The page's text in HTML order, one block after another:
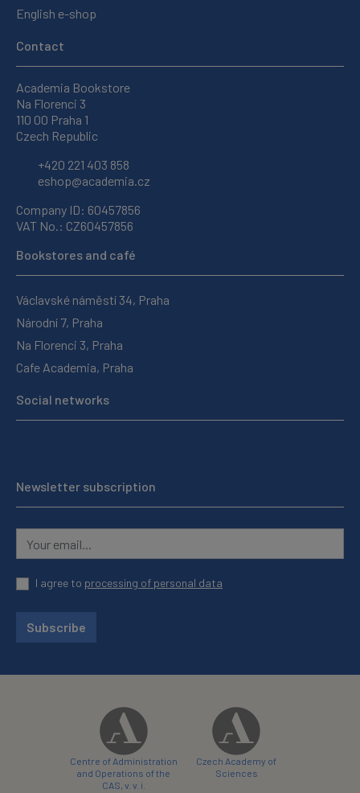
English e-shop
Contact
Academia Bookstore
Na Florenci 3
110 00 Praha 1
Czech Republic
+420 221 403 858
eshop@academia.cz
Company ID: 60457856
VAT No.: CZ60457856
Bookstores and café
Václavské náměstí 34, Praha
Národní 7, Praha
Na Florenci 3, Praha
Cafe Academia, Praha
Social networks
Newsletter subscription
I agree to processing of personal data
Subscribe
Centre of Administration
and Operations of the
CAS, v. v. i.
Czech Academy of
Sciences